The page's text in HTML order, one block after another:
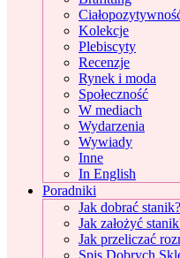
Kolekcje
Plebiscyty
Recenzje
Rynek i moda
Społeczność
W mediach
Wydarzenia
Wywiady
Inne
In English
Poradniki
Jak dobrać stanik?
Jak założyć
Jak przeliczać
Spis Dobrych